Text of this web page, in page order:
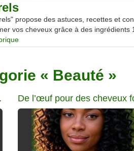
propose des astuces, recettes et
vos cheveux grâce à des ingrédients
« Beauté »